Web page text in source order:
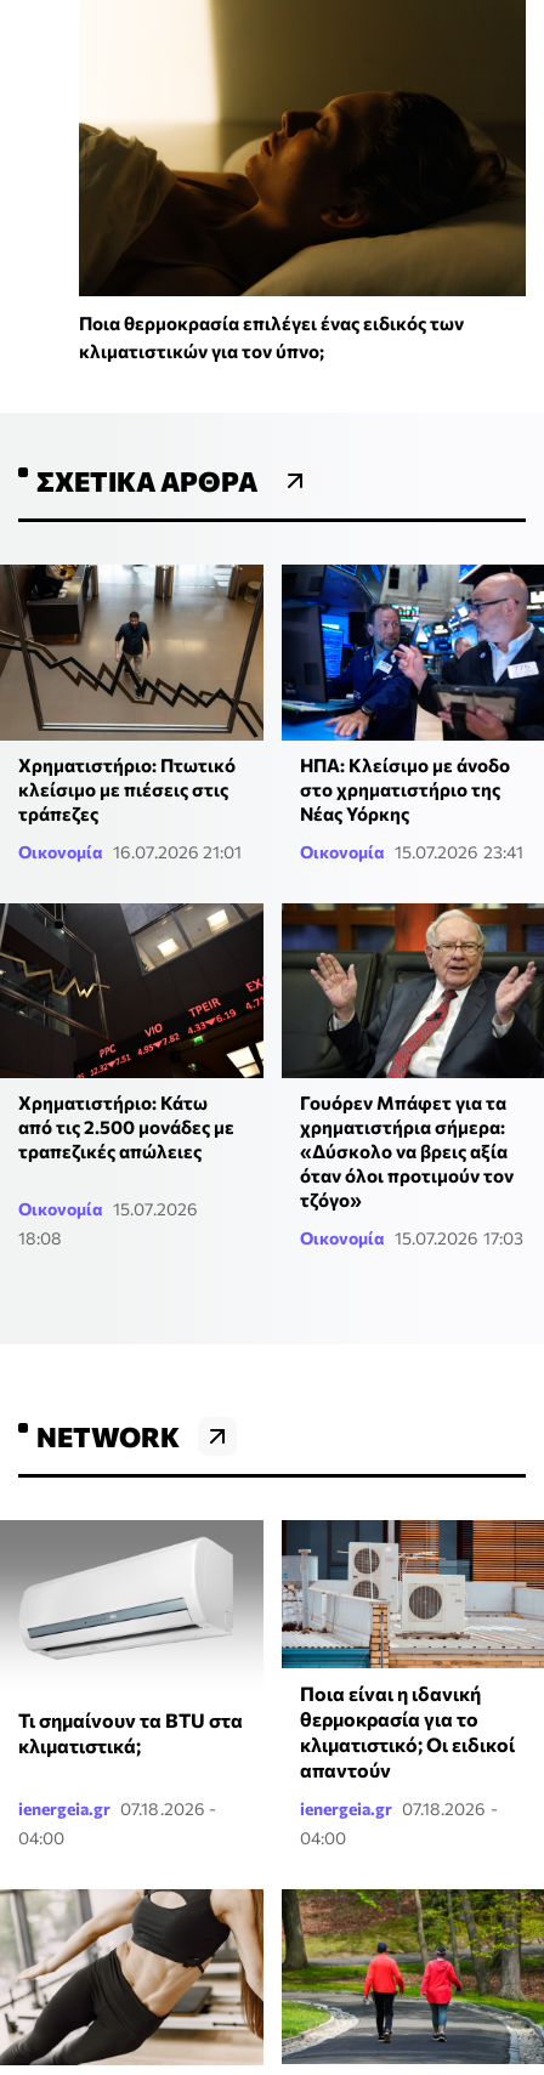
Ποια θερμοκρασία επιλέγει ένας ειδικός των
κλιματιστικών για τον ύπνο;
ΣΧΕΤΙΚΆ ΆΡΘΡΑ
Χρηματιστήριο: Πτωτικό
κλείσιμο με πιέσεις στις
τράπεζες
Οικονομία 16.07.2026 21:01
ΗΠΑ: Κλείσιμο με άνοδο
στο χρηματιστήριο της
Νέας Υόρκης
Οικονομία 15.07.2026 23:41
Χρηματιστήριο: Κάτω
από τις 2.500 μονάδες με
τραπεζικές απώλειες
Οικονομία 15.07.2026
18:08
Γουόρεν Μπάφετ για τα
χρηματιστήρια σήμερα:
«Δύσκολο να βρεις αξία
όταν όλοι προτιμούν τον
τζόγο»
Οικονομία 15.07.2026 17:03
NETWORK
Τι σημαίνουν τα BTU στα
κλιματιστικά;
ienergeia.gr 07.18.2026 -
04:00
Ποια είναι η ιδανική
θερμοκρασία για το
κλιματιστικό; Οι ειδικοί
απαντούν
ienergeia.gr 07.18.2026 -
04:00